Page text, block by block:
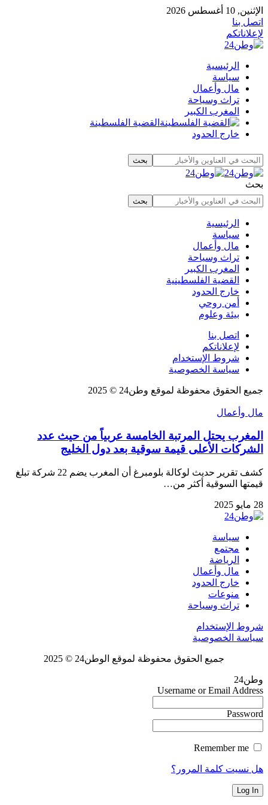
الإثنين, 10 أغسطس 2026
اتصل بنا
لإعلاناتكم
الرئيسية
سياسة
مال وأعمال
تراث وسياحة
المغرب الكبير
القضية الفلسطينة
خارج الحدود
بحث
الرئيسية
سياسة
مال وأعمال
تراث وسياحة
المغرب الكبير
القضية الفلسطينية
خارج الحدود
أمن روحي
بيئة وعلوم
اتصل بنا
لإعلاناتكم
شروط الإستخدام
سياسة الخصوصية
جميع الحقوق محفوظة لموقع وطن24 © 2025
مال وأعمال
المغرب يحتل المرتبة الخامسة عربياً من حيث عدد
الشركات الأعلى قيمة سوقية بعد دول الخليج
كشف تقرير حديث لوكالة بلومبرغ أن المغرب يضم 22 شركة تبلغ
قيمتها السوقية أكثر من…
28 مايو 2025
سياسة
مجتمع
الرياضة
مال وأعمال
خارج الحدود
منوعات
تراث وسياحة
شروط الإستخدام
سياسة الخصوصية
جميع الحقوق محفوظة لموقع الوطن24 © 2025
وطن24
Username or Email Address
Password
هل نسيت كلمة المرور؟